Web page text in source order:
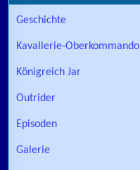
Geschichte
Kavallerie-Oberkommando
Königreich Jar
Outrider
Episoden
Galerie